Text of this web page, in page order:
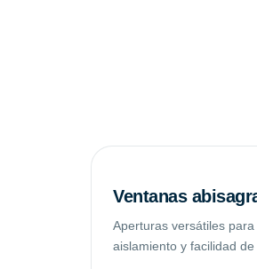
Ventanas
Aperturas versátiles para
aislamiento y facilidad de